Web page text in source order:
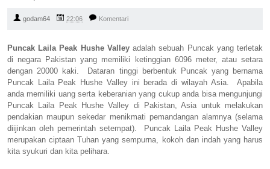
godam64 22:06 Komentari
Puncak Laila Peak Hushe Valleyadalah sebuah Puncak yang terletak
di negara Pakistan yang memiliki ketinggian 6096 meter, atau setara
dengan 20000 kaki. Dataran tinggi berbentuk Puncak yang bernama
Puncak Laila Peak Hushe Valley ini berada di wilayah Asia. Apabila
anda memiliki uang serta keberanian yang cukup anda bisa mengunjungi
Puncak Laila Peak Hushe Valley di Pakistan, Asia untuk melakukan
pendakian maupun sekedar menikmati pemandangan alamnya (selama
diijinkan oleh pemerintah setempat). Puncak Laila Peak Hushe Valley
merupakan ciptaan Tuhan yang sempurna, kokoh dan indah yang harus
kita syukuri dan kita pelihara.